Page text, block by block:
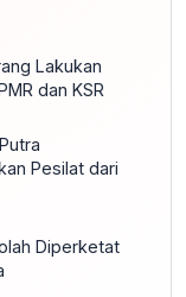
Lakukan
dan KSR
Pesilat dari
Diperketat